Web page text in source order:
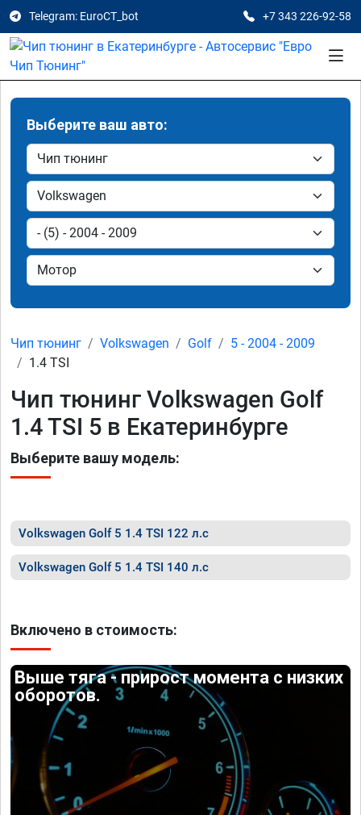
Telegram: EuroCT_bot +7 343 226-92-58
Выберите ваш авто:
Чип тюнинг Volkswagen Golf
5 - 2004 - 2009
1.4 TSI
Чип тюнинг Volkswagen Golf
1.4 TSI 5 в Екатеринбурге
Выберите вашу модель:
Volkswagen Golf 5 1.4 TSI 122 л.с
Volkswagen Golf 5 1.4 TSI 140 л.с
Включено в стоимость:
Выше тяга - прирост момента с низких
оборотов.